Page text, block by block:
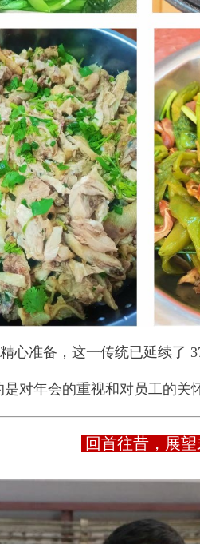
心准备，这一传统已延续了
对年会的重视和对员工的关
回首往昔，展